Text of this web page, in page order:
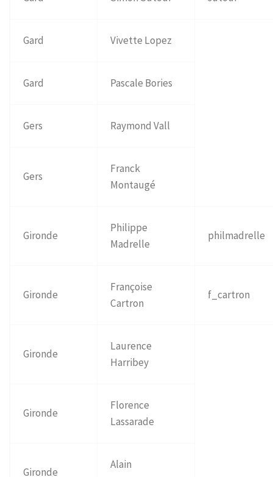
Gard Vivette Lopez
Gard Pascale Bories
Gers Raymond Vall
Gers
Franck
Montaugé
Gironde
Philippe
Madrelle
philmadrelle
Gironde
Françoise
Cartron
f_cartron
Gironde
Laurence
Harribey
Gironde
Florence
Lassarade
Gironde
Alain